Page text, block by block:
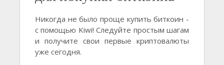
Никогда не было проще купить биткоин -
с помощью Kiwi! Следуйте простым шагам
и получите свои первые криптовалюты
уже сегодня.